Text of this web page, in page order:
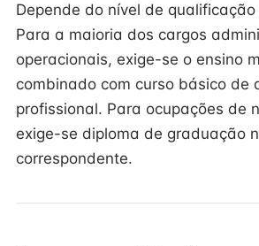
Depende do nível de
Para a maioria dos cargos
operacionais, exige-se o ensino
combinado com curso básico de
profissional. Para ocupações de
exige-se diploma de graduação
correspondente.